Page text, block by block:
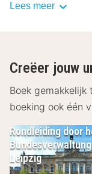
attracties en de
Gelegen in het
Apartment
van vele
charme van de
een must-see en
Voor
Lees meer
Creëer jouw
Boek
boeking ook één
Rondleiding door
Leipzig